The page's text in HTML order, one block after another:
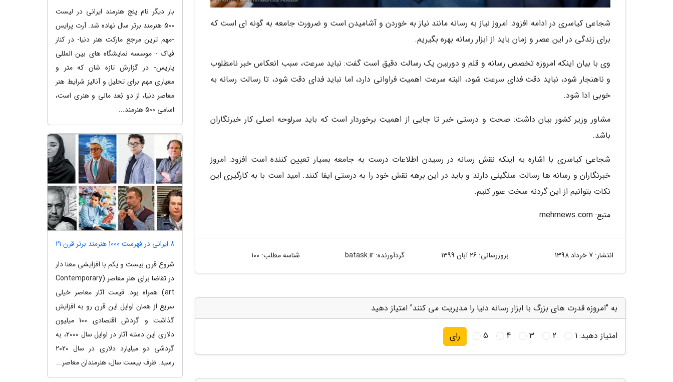
شجاعی کیاسری در ادامه افزود: امروز نیاز به رسانه مانند نیاز به خوردن و آشامیدن است و ضرورت جامعه به گونه ای است که
برای زندگی در این عصر و زمان باید از ابزار رسانه بهره بگیریم.
وی با بیان اینکه امروزه تخصص رسانه و قلم و دوربین یک رسالت دقیق است گفت: نباید سرعت، سبب انعکاس خبر نامطلوب
و ناهنجار شود، نباید دقت فدای سرعت شود، البته سرعت اهمیت فراوانی دارد، اما نباید فدای دقت شود، تا رسالت رسانه به
خوبی ادا شود.
مشاور وزیر کشور بیان داشت: صحت و درستی خبر تا جایی از اهمیت برخوردار است که باید سرلوحه اصلی کار خبرنگاران
باشد.
شجاعی کیاسری با اشاره به اینکه نقش رسانه در رسیدن اطلاعات درست به جامعه بسیار تعیین کننده است افزود: امروز
خبرنگاران و رسانه ها رسالت سنگینی دارند و باید در این برهه نقش خود را به درستی ایفا کنند. امید است با به کارگیری این
نکات بتوانیم از این گردنه سخت عبور کنیم.
منبع: mehrnews.com
انتشار: 7 خرداد 1398 بروزرسانی: 26 آبان 1399 گردآورنده:batask.ir شناسه مطلب: 100
به "امروزه قدرت های بزرگ با ابزار رسانه دنیا را مدیریت می کنند" امتیاز دهید
امتیاز دهید:1
2
3
4
5 رای
بار دیگر نام پنج هنرمند ایرانی در لیست
500 هنرمند برتر سال نهاده شد. آرت پرایس
-مهم ترین مرجع مارکت هنر دنیا- در کنار
فیاک - موسسه نمایشگاه های بین المللی
پاریس- در گزارش تازه شان که متر و
معیاری مهم برای تحلیل و آنالیز شرایط هنر
معاصر دنیا، از دو بُعد مالی و هنری است،
اسامی 500 هنرمند...
8 ایرانی در فهرست 1000 هنرمند برتر قرن 21
شروع قرن بیست و یکم با افزایشی معنا دار
در تقاضا برای هنر معاصر (Contemporary
art) همراه بود. قیمت آثار معاصر خیلی
سریع از همان اوایل این قرن رو به افزایش
گذاشت و گردش اقتصادی 100 میلیون
دلاری این دسته آثار در اوایل سال 2000، به
گردشی دو میلیارد دلاری در سال 2020
رسید. ظرف بیست سال، هنرمندان معاصر...